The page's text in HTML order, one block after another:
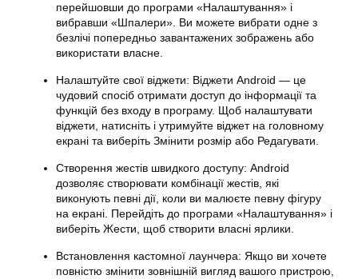
перейшовши до програми «Налаштування» і
вибравши «Шпалери». Ви можете вибрати одне з
безлічі попередньо завантажених зображень або
використати власне.
Налаштуйте свої віджети: Віджети Android — це
чудовий спосіб отримати доступ до інформації та
функцій без входу в програму. Щоб налаштувати
віджети, натисніть і утримуйте віджет на головному
екрані та виберіть Змінити розмір або Редагувати.
Створення жестів швидкого доступу: Android
дозволяє створювати комбінації жестів, які
виконують певні дії, коли ви малюєте певну фігуру
на екрані. Перейдіть до програми «Налаштування» і
виберіть Жести, щоб створити власні ярлики.
Встановлення кастомної лаунчера: Якщо ви хочете
повністю змінити зовнішній вигляд вашого пристрою,